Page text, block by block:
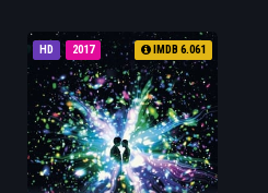
HD 2017 IMDB 6.061